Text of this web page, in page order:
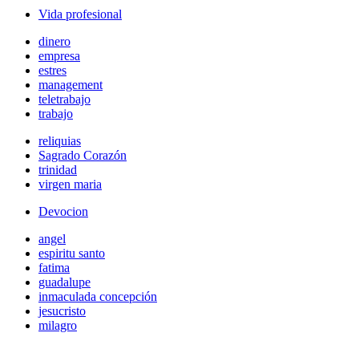
Vida profesional
dinero
empresa
estres
management
teletrabajo
trabajo
reliquias
Sagrado Corazón
trinidad
virgen maria
Devocion
angel
espiritu santo
fatima
guadalupe
inmaculada concepción
jesucristo
milagro